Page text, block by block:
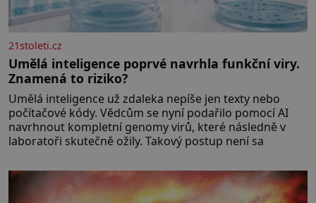
21stoleti.cz
Umělá inteligence poprvé navrhla funkční viry.
Znamená to riziko?
Umělá inteligence už zdaleka nepíše jen texty nebo
počítačové kódy. Vědcům se nyní podařilo pomocí AI
navrhnout kompletní genomy virů, které následně v
laboratoři skutečně ožily. Takový postup není sa